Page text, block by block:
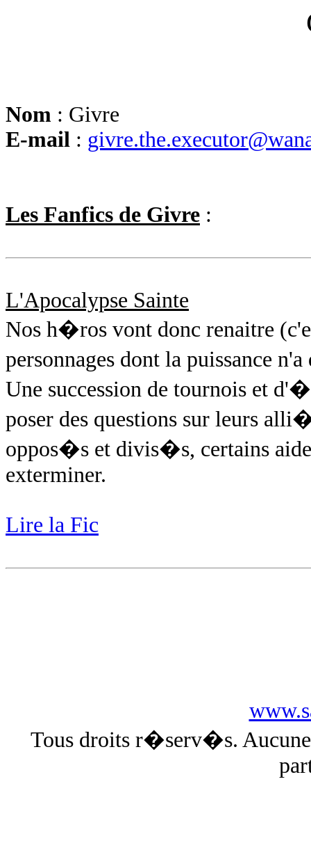
Nom : Givre
E-mail :
Les Fanfics de Givre :
L'Apocalypse Sainte
Nos h�ros vont donc renaitre
personnages dont la puissance
Une succession de tournois et
poser des questions sur leurs
oppos�s et divis�s, certains
exterminer.
Lire la Fic
Tous droits r�serv�s.